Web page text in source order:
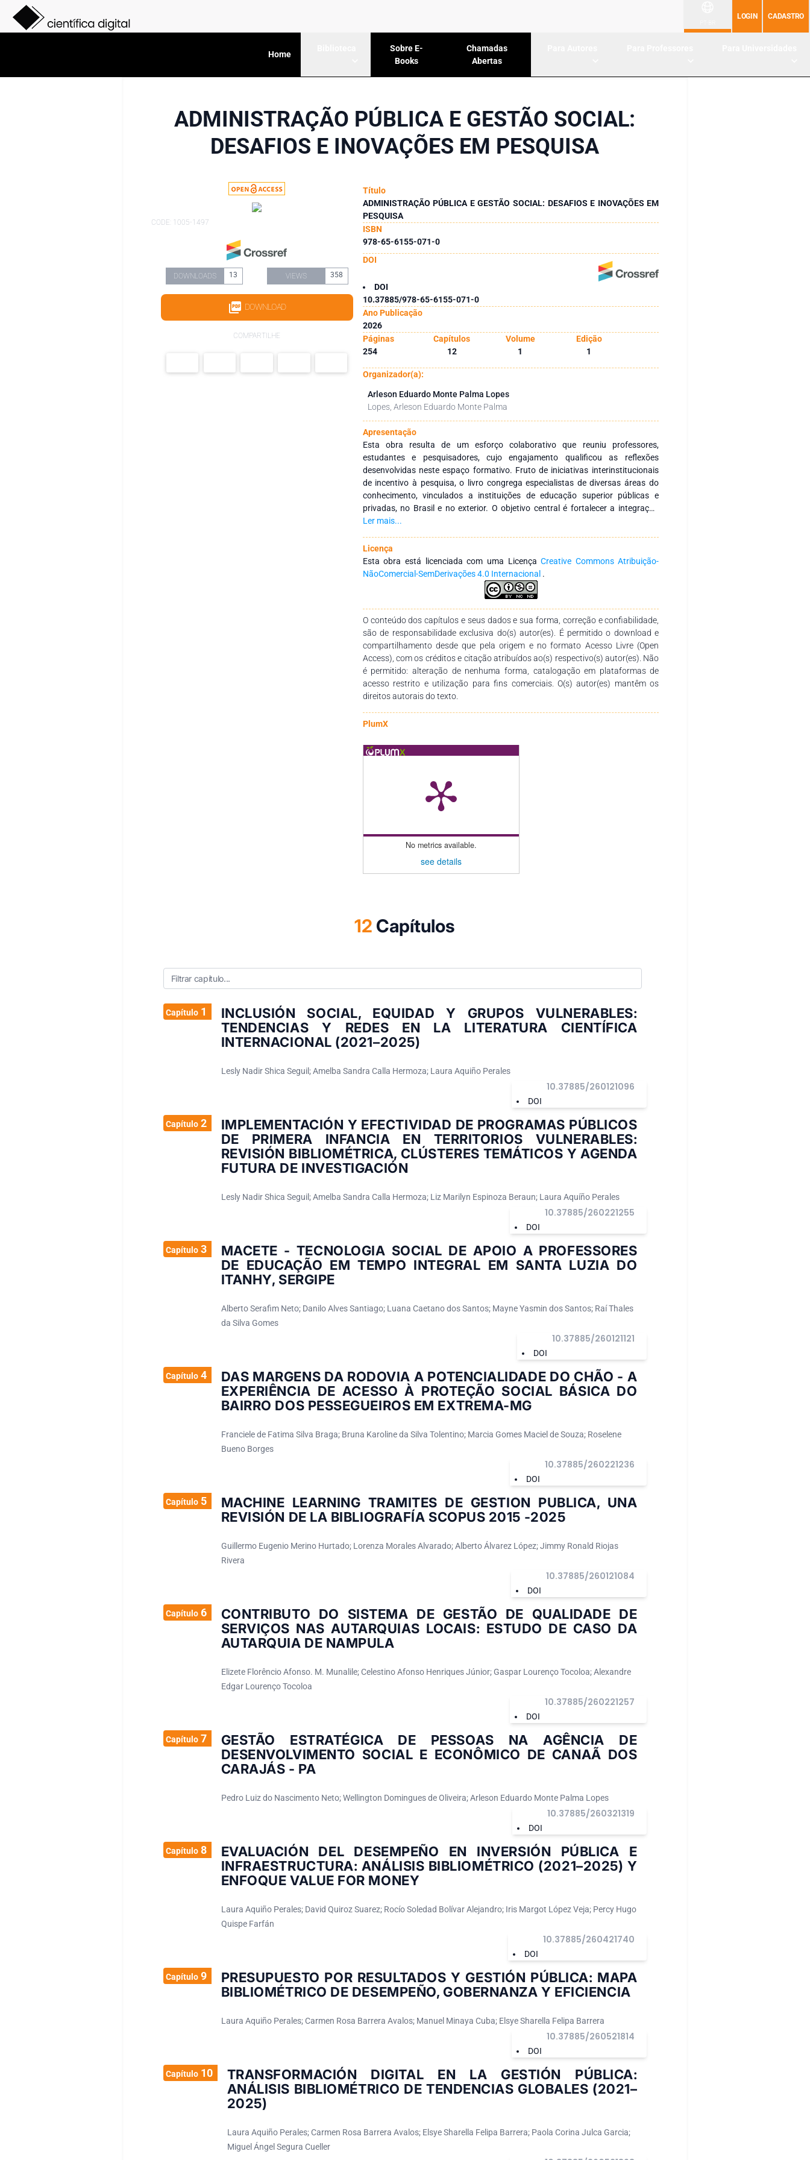
LOGIN CADASTRO
Home
Sobre E-
Books
Chamadas
Abertas
ADMINISTRAÇÃO PÚBLICA E GESTÃO SOCIAL:
DESAFIOS E INOVAÇÕES EM PESQUISA
CODE: 1005-1497
DOWNLOADS 13 VIEWS 358
DOWNLOAD
COMPARTILHE
Título
ADMINISTRAÇÃO PÚBLICA E GESTÃO SOCIAL: DESAFIOS E INOVAÇÕES EM
PESQUISA
ISBN
978-65-6155-071-0
DOI
DOI
10.37885/978-65-6155-071-0
Ano Publicação
2026
Páginas
Capítulos Volume
Edição
254
12 1 1
Organizador(a):
Arleson Eduardo Monte Palma Lopes
Lopes, Arleson Eduardo Monte Palma
Apresentação
Esta obra resulta de um esforço colaborativo que reuniu professores,
estudantes e pesquisadores, cujo engajamento qualificou as reflexões
desenvolvidas neste espaço formativo. Fruto de iniciativas interinstitucionais
de incentivo à pesquisa, o livro congrega especialistas de diversas áreas do
conhecimento, vinculados a instituições de educação superior públicas e
privadas, no Brasil e no exterior. O objetivo central é fortalecer a integração
entre instituições por meio de redes de pesquisa voltadas à formação
disseminação do conhecimento. Agradecemos aos autores pela dedicação e
compromisso na construção desta obra, que se propõe a ser um recurso
didático-pedagógico relevante para estudantes, docentes de diferentes níveis
de ensino e demais interessados na temática.
Ler mais...
Licença
Esta obra está licenciada com uma LicençaCreative Commons Atribuição-
NãoComercial-SemDerivações 4.0 Internacional .
O conteúdo dos capítulos e seus dados e sua forma, correção e confiabilidade,
são de responsabilidade exclusiva do(s) autor(es). É permitido o download e
compartilhamento desde que pela origem e no formato Acesso Livre (Open
Access), com os créditos e citação atribuídos ao(s) respectivo(s) autor(es). Não
é permitido: alteração de nenhuma forma, catalogação em plataformas de
acesso restrito e utilização para fins comerciais. O(s) autor(es) mantêm os
direitos autorais do texto.
PlumX
No metrics available.
see details
12 Capítulos
Capítulo1
INCLUSIÓN SOCIAL, EQUIDAD Y GRUPOS VULNERABLES:
TENDENCIAS Y REDES EN LA LITERATURA CIENTÍFICA
INTERNACIONAL (2021–2025)
Lesly Nadir Shica Seguil; Amelba Sandra Calla Hermoza; Laura Aquiño Perales
DOI
10.37885/260121096
Capítulo2
IMPLEMENTACIÓN Y EFECTIVIDAD DE PROGRAMAS PÚBLICOS
DE PRIMERA INFANCIA EN TERRITORIOS VULNERABLES:
REVISIÓN BIBLIOMÉTRICA, CLÚSTERES TEMÁTICOS Y AGENDA
FUTURA DE INVESTIGACIÓN
Lesly Nadir Shica Seguil; Amelba Sandra Calla Hermoza; Liz Marilyn Espinoza Beraun; Laura Aquíño Perales
DOI
10.37885/260221255
Capítulo3
MACETE - TECNOLOGIA SOCIAL DE APOIO A PROFESSORES
DE EDUCAÇÃO EM TEMPO INTEGRAL EM SANTA LUZIA DO
ITANHY, SERGIPE
Alberto Serafim Neto; Danilo Alves Santiago; Luana Caetano dos Santos; Mayne Yasmin dos Santos; Raí Thales
da Silva Gomes
DOI
10.37885/260121121
Capítulo4
DAS MARGENS DA RODOVIA A POTENCIALIDADE DO CHÃO - A
EXPERIÊNCIA DE ACESSO À PROTEÇÃO SOCIAL BÁSICA DO
BAIRRO DOS PESSEGUEIROS EM EXTREMA-MG
Franciele de Fatima Silva Braga; Bruna Karoline da Silva Tolentino; Marcia Gomes Maciel de Souza; Roselene
Bueno Borges
DOI
10.37885/260221236
Capítulo5
MACHINE LEARNING TRAMITES DE GESTION PUBLICA, UNA
REVISIÓN DE LA BIBLIOGRAFÍA SCOPUS 2015 -2025
Guillermo Eugenio Merino Hurtado; Lorenza Morales Alvarado; Alberto Álvarez López; Jimmy Ronald Riojas
Rivera
DOI
10.37885/260121084
Capítulo6
CONTRIBUTO DO SISTEMA DE GESTÃO DE QUALIDADE DE
SERVIÇOS NAS AUTARQUIAS LOCAIS: ESTUDO DE CASO DA
AUTARQUIA DE NAMPULA
Elizete Florêncio Afonso. M. Munalile; Celestino Afonso Henriques Júnior; Gaspar Lourenço Tocoloa; Alexandre
Edgar Lourenço Tocoloa
DOI
10.37885/260221257
Capítulo7
GESTÃO ESTRATÉGICA DE PESSOAS NA AGÊNCIA DE
DESENVOLVIMENTO SOCIAL E ECONÔMICO DE CANAÃ DOS
CARAJÁS - PA
Pedro Luiz do Nascimento Neto; Wellington Domingues de Oliveira; Arleson Eduardo Monte Palma Lopes
DOI
10.37885/260321319
Capítulo8
EVALUACIÓN DEL DESEMPEÑO EN INVERSIÓN PÚBLICA E
INFRAESTRUCTURA: ANÁLISIS BIBLIOMÉTRICO (2021–2025) Y
ENFOQUE VALUE FOR MONEY
Laura Aquiño Perales; David Quiroz Suarez; Rocío Soledad Bolívar Alejandro; Iris Margot López Veja; Percy Hugo
Quispe Farfán
DOI
10.37885/260421740
Capítulo9
PRESUPUESTO POR RESULTADOS Y GESTIÓN PÚBLICA: MAPA
BIBLIOMÉTRICO DE DESEMPEÑO, GOBERNANZA Y EFICIENCIA
Laura Aquiño Perales; Carmen Rosa Barrera Avalos; Manuel Minaya Cuba; Elsye Sharella Felipa Barrera
DOI
10.37885/260521814
Capítulo10
TRANSFORMACIÓN DIGITAL EN LA GESTIÓN PÚBLICA:
ANÁLISIS BIBLIOMÉTRICO DE TENDENCIAS GLOBALES (2021–
2025)
Laura Aquiño Perales; Carmen Rosa Barrera Avalos; Elsye Sharella Felipa Barrera; Paola Corina Julca Garcia;
Miguel Ángel Segura Cueller